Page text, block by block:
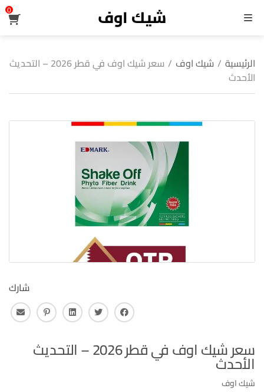
القائمة شيك اوف 0
الرئيسية / شيك اوف /
سعر شيك اوف في قطر 2026 – التحديث
الأحدث
شارك
فايس بوك
تويتر لينكـد انبنترست
سعر شيك اوف في قطر 2026 – التحديث
الأحدث
شيك اوف